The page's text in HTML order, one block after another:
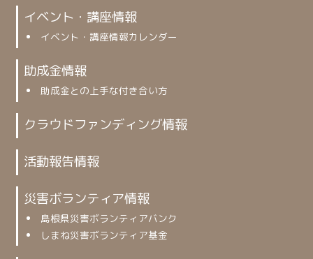
イベント・講座情報
イベント・講座情報カレンダー
助成金情報
助成金との上手な付き合い方
クラウドファンディング情報
活動報告情報
災害ボランティア情報
島根県災害ボランティアバンク
しまね災害ボランティア基金